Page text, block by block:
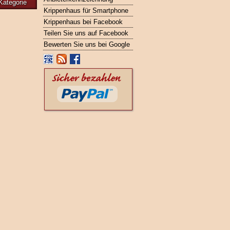
Krippenhaus für Smartphone
Krippenhaus bei Facebook
Teilen Sie uns auf Facebook
Bewerten Sie uns bei Google